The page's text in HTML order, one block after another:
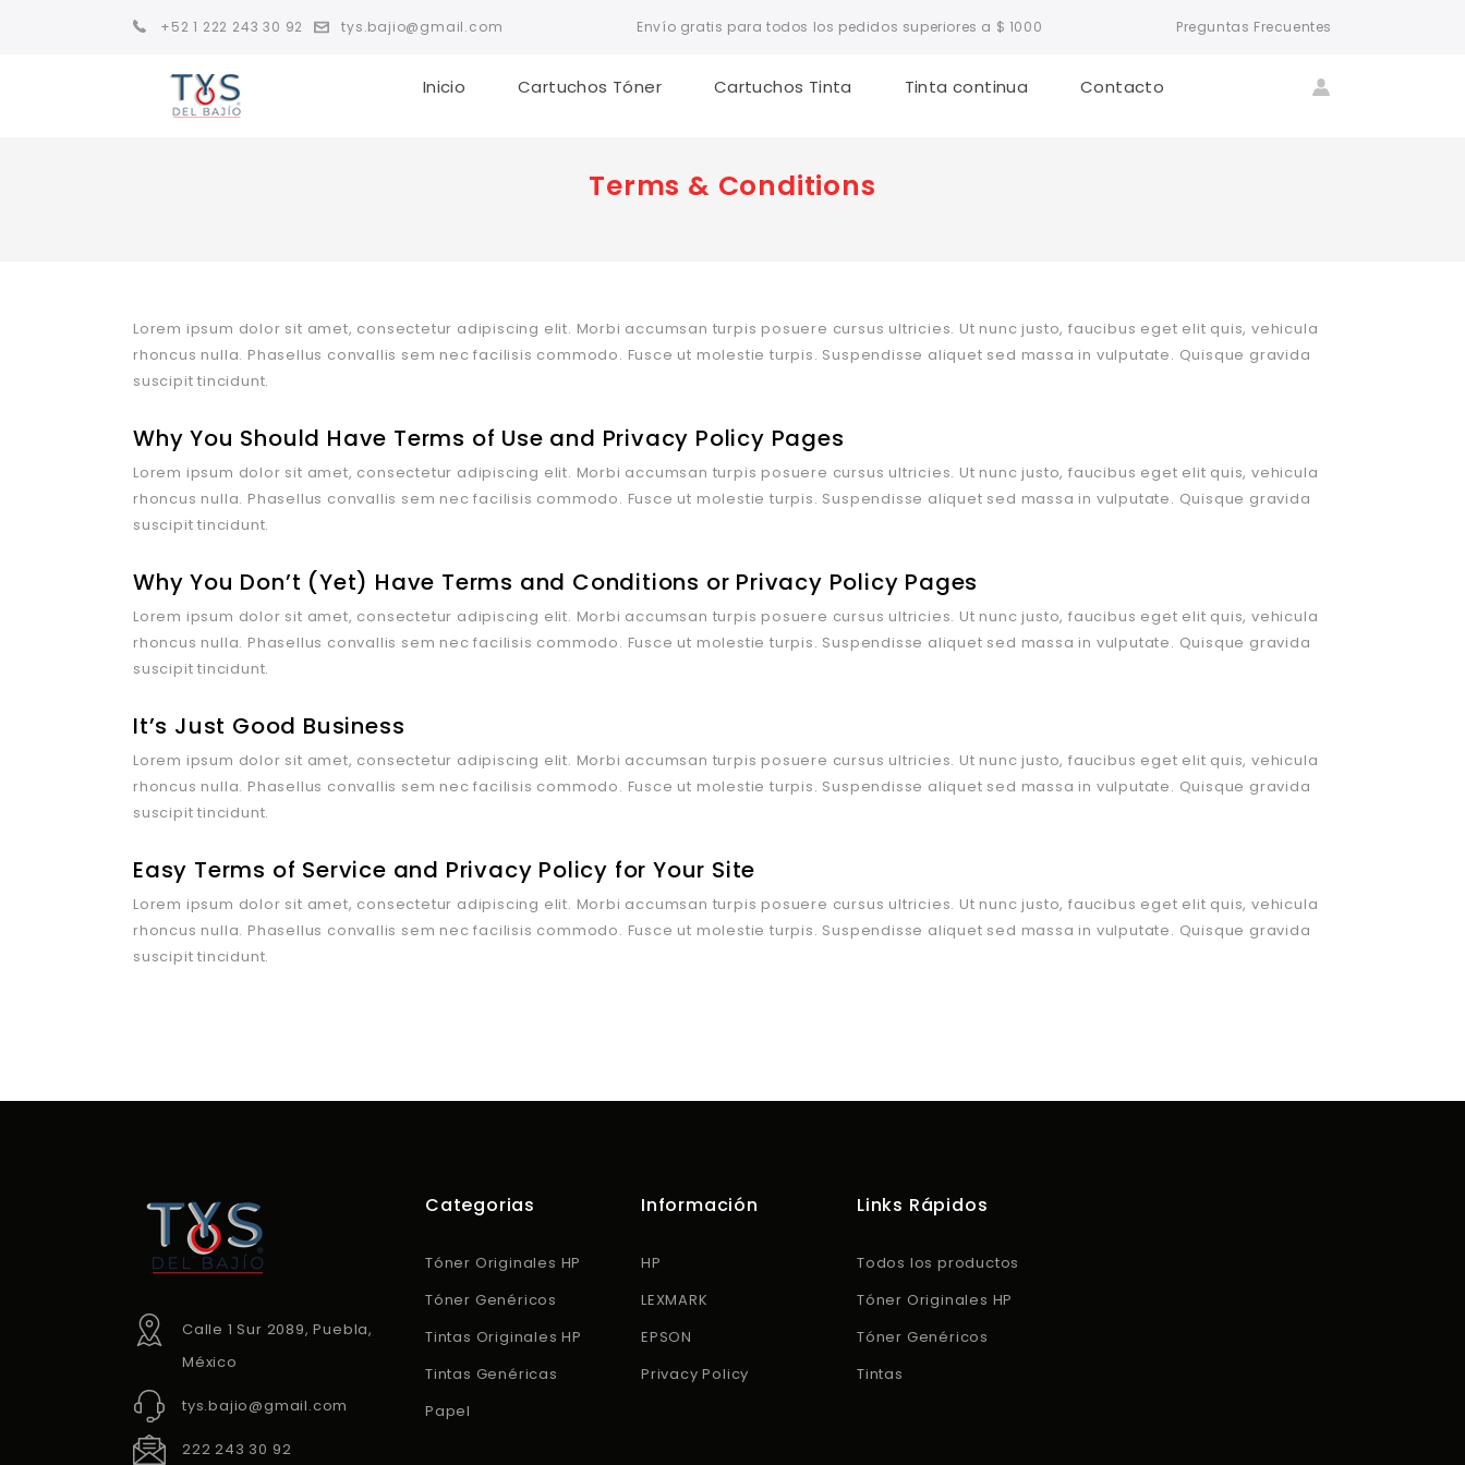
+52 1 222 243 30 92 tys.bajio@gmail.com Envío gratis para todos los pedidos superiores a $ 1000 Preguntas Frecuentes
Inicio Cartuchos Tóner Cartuchos Tinta Tinta continua Contacto
Terms & Conditions
Lorem ipsum dolor sit amet, consectetur adipiscing elit. Morbi accumsan turpis posuere cursus ultricies. Ut nunc justo, faucibus eget elit quis, vehicula
rhoncus nulla. Phasellus convallis sem nec facilisis commodo. Fusce ut molestie turpis. Suspendisse aliquet sed massa in vulputate. Quisque gravida
suscipit tincidunt.
Why You Should Have Terms of Use and Privacy Policy Pages
Lorem ipsum dolor sit amet, consectetur adipiscing elit. Morbi accumsan turpis posuere cursus ultricies. Ut nunc justo, faucibus eget elit quis, vehicula
rhoncus nulla. Phasellus convallis sem nec facilisis commodo. Fusce ut molestie turpis. Suspendisse aliquet sed massa in vulputate. Quisque gravida
suscipit tincidunt.
Why You Don’t (Yet) Have Terms and Conditions or Privacy Policy Pages
Lorem ipsum dolor sit amet, consectetur adipiscing elit. Morbi accumsan turpis posuere cursus ultricies. Ut nunc justo, faucibus eget elit quis, vehicula
rhoncus nulla. Phasellus convallis sem nec facilisis commodo. Fusce ut molestie turpis. Suspendisse aliquet sed massa in vulputate. Quisque gravida
suscipit tincidunt.
It’s Just Good Business
Lorem ipsum dolor sit amet, consectetur adipiscing elit. Morbi accumsan turpis posuere cursus ultricies. Ut nunc justo, faucibus eget elit quis, vehicula
rhoncus nulla. Phasellus convallis sem nec facilisis commodo. Fusce ut molestie turpis. Suspendisse aliquet sed massa in vulputate. Quisque gravida
suscipit tincidunt.
Easy Terms of Service and Privacy Policy for Your Site
Lorem ipsum dolor sit amet, consectetur adipiscing elit. Morbi accumsan turpis posuere cursus ultricies. Ut nunc justo, faucibus eget elit quis, vehicula
rhoncus nulla. Phasellus convallis sem nec facilisis commodo. Fusce ut molestie turpis. Suspendisse aliquet sed massa in vulputate. Quisque gravida
suscipit tincidunt.
Calle 1 Sur 2089, Puebla,
México
tys.bajio@gmail.com
222 243 30 92
Categorias
Tóner Originales HP
Tóner Genéricos
Tintas Originales HP
Tintas Genéricas
Papel
Información
HP
LEXMARK
EPSON
Privacy Policy
Links Rápidos
Todos los productos
Tóner Originales HP
Tóner Genéricos
Tintas